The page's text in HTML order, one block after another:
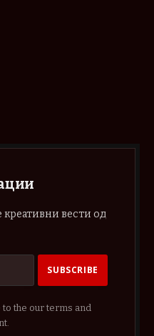
креативни вести од
to the our terms and